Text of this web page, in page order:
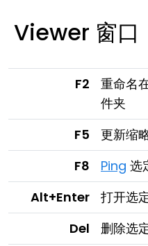
Viewer 窗口
F2 重命名
件夹
F5
更新缩
F8
Ping 选
Alt+Enter
打开选
Del
删除选